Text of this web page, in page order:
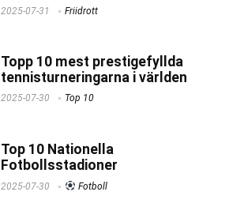
2025-07-31 Friidrott
Topp 10 mest prestigefyllda
tennisturneringarna i världen
2025-07-30 Top 10
Top 10 Nationella
Fotbollsstadioner
2025-07-30 Fotboll